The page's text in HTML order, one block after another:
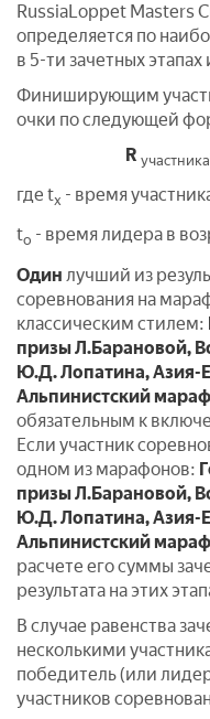
RussiaLoppet Masters
определяется по
в 5-ти зачетных этапах
Финиширующим
очки по следующей
R участника
где tх - время
tо - время лидера в
Один лучший из
соревнования на
классическим стилем:
призы Л.Барановой,
Ю.Д. Лопатина, Азия-
Альпинистский
обязательным к
Если участник
одном из марафонов:
призы Л.Барановой,
Ю.Д. Лопатина, Азия-
Альпинистский
расчете его суммы
результата на этих
В случае равенства
несколькими
победитель (или
участников